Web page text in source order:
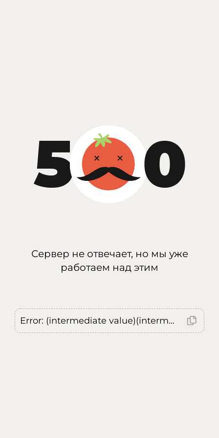
Сервер не отвечает, но мы уже
работаем над этим
Error: (intermediate value)(intermediate value)(intermediate value).replaceAll is not a function